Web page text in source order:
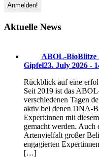
Aktuelle News
ABOL-BioBlitze
Gipfel23. July 2026 -
Rückblick auf eine
Seit 2019 ist das
verschiedenen Tagen
aktiv bei denen DNA-
Expert:innen mit
gemacht werden. Auch
Artenvielfalt großer
engagierten
[…]